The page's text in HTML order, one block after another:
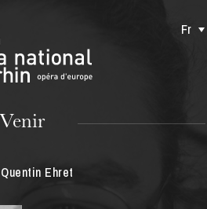
Mulhouse
Fr
Venir
Quentin Ehret